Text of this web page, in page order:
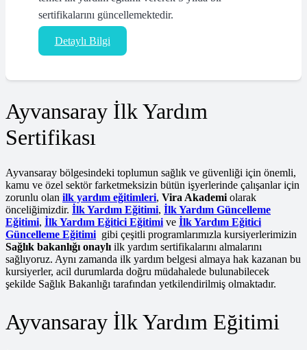
sertifikalarını güncellemektedir.
Detaylı Bilgi
Ayvansaray İlk Yardım
Sertifikası
Ayvansaray bölgesindeki toplumun sağlık ve güvenliği için önemli,
kamu ve özel sektör farketmeksizin bütün işyerlerinde çalışanlar için
zorunlu olan ilk yardım eğitimleri, Vira Akademi olarak
önceliğimizdir. İlk Yardım Eğitimi, İlk Yardım Güncelleme
Eğitimi, İlk Yardım Eğitici Eğitimi ve İlk Yardım Eğitici
Güncelleme Eğitimi gibi çeşitli programlarımızla kursiyerlerimizin
Sağlık bakanlığı onaylı ilk yardım sertifikalarını almalarını
sağlıyoruz. Aynı zamanda ilk yardım belgesi almaya hak kazanan bu
kursiyerler, acil durumlarda doğru müdahalede bulunabilecek
şekilde Sağlık Bakanlığı tarafından yetkilendirilmiş olmaktadır.
Ayvansaray İlk Yardım Eğitimi